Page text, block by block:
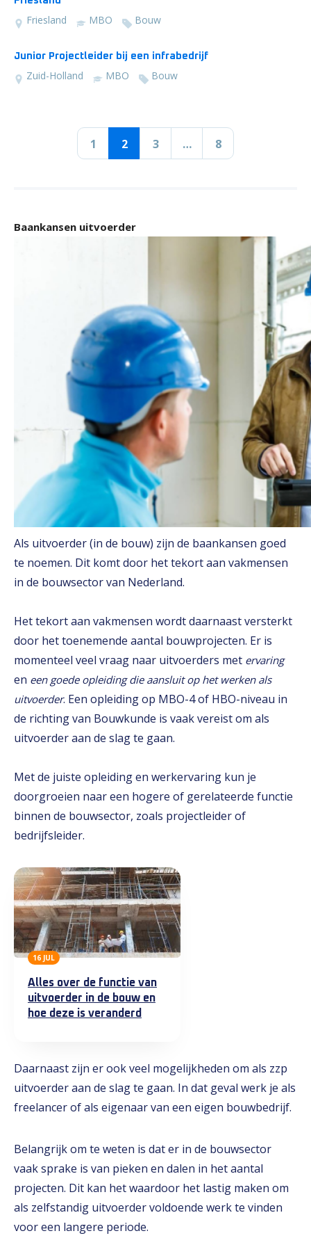
Friesland MBO Bouw
Junior Projectleider bij een infrabedrijf
Zuid-Holland MBO Bouw
1 2 3 … 8
Baankansen uitvoerder
Als uitvoerder (in de bouw) zijn de baankansen goed
te noemen. Dit komt door het tekort aan vakmensen
in de bouwsector van Nederland.
Het tekort aan vakmensen wordt daarnaast versterkt
door het toenemende aantal bouwprojecten. Er is
momenteel veel vraag naar uitvoerders met ervaring
en een goede opleiding die aansluit op het werken als
uitvoerder. Een opleiding op MBO-4 of HBO-niveau in
de richting van Bouwkunde is vaak vereist om als
uitvoerder aan de slag te gaan.
Met de juiste opleiding en werkervaring kun je
doorgroeien naar een hogere of gerelateerde functie
binnen de bouwsector, zoals projectleider of
bedrijfsleider.
16 JUL
Alles over de functie van
uitvoerder in de bouw en
hoe deze is veranderd
Daarnaast zijn er ook veel mogelijkheden om als zzp
uitvoerder aan de slag te gaan. In dat geval werk je als
freelancer of als eigenaar van een eigen bouwbedrijf.
Belangrijk om te weten is dat er in de bouwsector
vaak sprake is van pieken en dalen in het aantal
projecten. Dit kan het waardoor het lastig maken om
als zelfstandig uitvoerder voldoende werk te vinden
voor een langere periode.